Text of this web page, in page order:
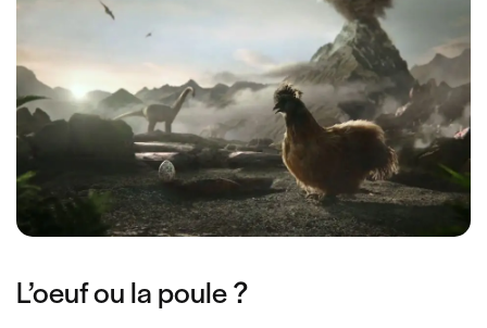
L’oeuf ou la poule ?